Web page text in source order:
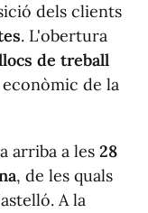
dels clients
. L'obertura
de treball
de la
arriba a les 28
, de les quals
A la